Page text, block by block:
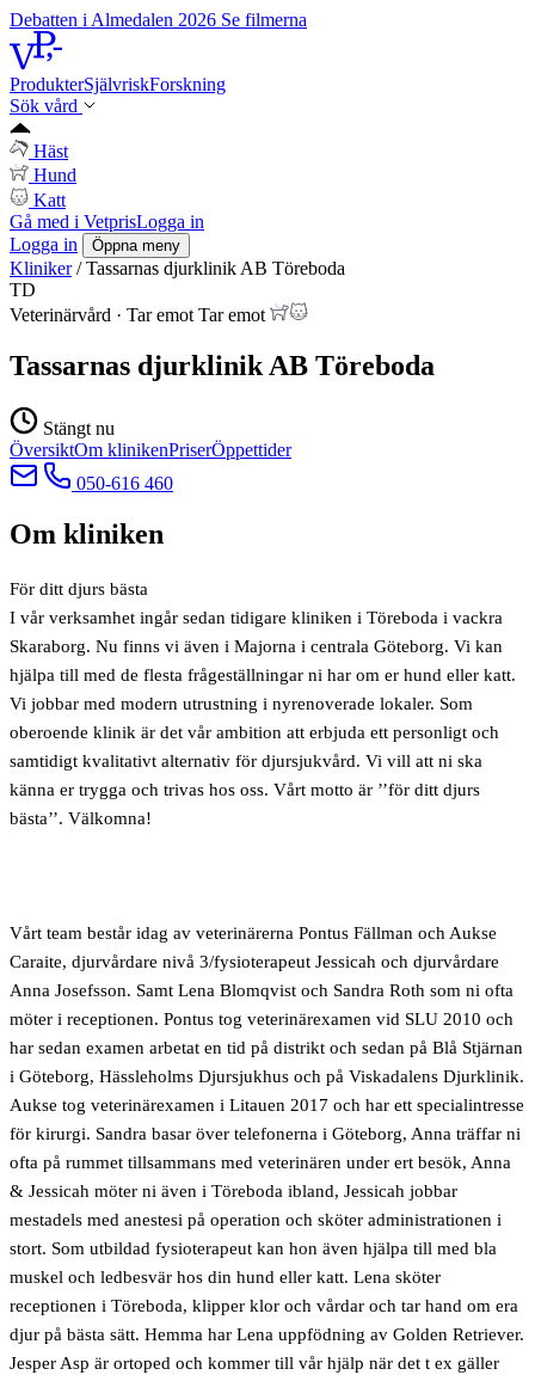
Debatten i Almedalen 2026 Se filmerna
ProdukterSjälvriskForskning
Sök vård
Häst
Hund
Katt
Gå med i VetprisLogga in
Logga in
Öppna meny
Kliniker / Tassarnas djurklinik AB Töreboda
TD
Veterinärvård · Tar emot Tar emot
Tassarnas djurklinik AB Töreboda
Stängt nu
ÖversiktOm klinikenPriserÖppettider
050-616 460
Om kliniken
För ditt djurs bästa
I vår verksamhet ingår sedan tidigare kliniken i Töreboda i vackra
Skaraborg. Nu finns vi även i Majorna i centrala Göteborg. Vi kan
hjälpa till med de flesta frågeställningar ni har om er hund eller katt.
Vi jobbar med modern utrustning i nyrenoverade lokaler. Som
oberoende klinik är det vår ambition att erbjuda ett personligt och
samtidigt kvalitativt alternativ för djursjukvård. Vi vill att ni ska
känna er trygga och trivas hos oss. Vårt motto är ’’för ditt djurs
bästa’’. Välkomna!
Vårt team består idag av veterinärerna Pontus Fällman och Aukse
Caraite, djurvårdare nivå 3/fysioterapeut Jessicah och djurvårdare
Anna Josefsson. Samt Lena Blomqvist och Sandra Roth som ni ofta
möter i receptionen. Pontus tog veterinärexamen vid SLU 2010 och
har sedan examen arbetat en tid på distrikt och sedan på Blå Stjärnan
i Göteborg, Hässleholms Djursjukhus och på Viskadalens Djurklinik.
Aukse tog veterinärexamen i Litauen 2017 och har ett specialintresse
för kirurgi. Sandra basar över telefonerna i Göteborg, Anna träffar ni
ofta på rummet tillsammans med veterinären under ert besök, Anna
& Jessicah möter ni även i Töreboda ibland, Jessicah jobbar
mestadels med anestesi på operation och sköter administrationen i
stort. Som utbildad fysioterapeut kan hon även hjälpa till med bla
muskel och ledbesvär hos din hund eller katt. Lena sköter
receptionen i Töreboda, klipper klor och vårdar och tar hand om era
djur på bästa sätt. Hemma har Lena uppfödning av Golden Retriever.
Jesper Asp är ortoped och kommer till vår hjälp när det t ex gäller